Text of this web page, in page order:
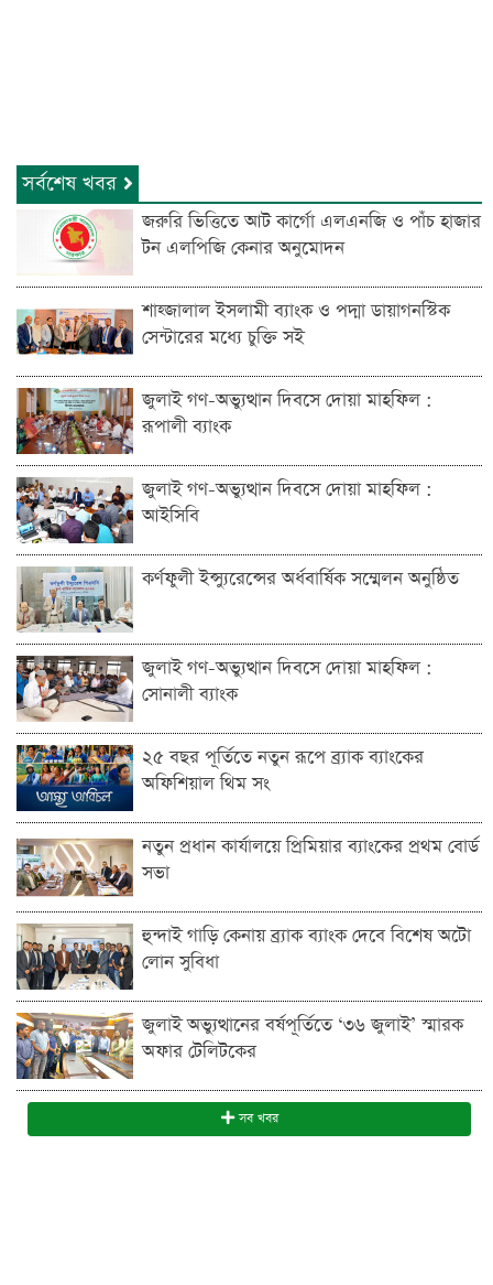
সর্বশেষ খবর
জরুরি ভিত্তিতে আট কার্গো এলএনজি ও পাঁচ হাজার
টন এলপিজি কেনার অনুমোদন
শাহ্জালাল ইসলামী ব্যাংক ও পদ্মা ডায়াগনস্টিক
সেন্টারের মধ্যে চুক্তি সই
জুলাই গণ-অভ্যুত্থান দিবসে দোয়া মাহফিল :
রূপালী ব্যাংক
জুলাই গণ-অভ্যুত্থান দিবসে দোয়া মাহফিল :
আইসিবি
কর্ণফুলী ইন্স্যুরেন্সের অর্ধবার্ষিক সম্মেলন অনুষ্ঠিত
জুলাই গণ-অভ্যুত্থান দিবসে দোয়া মাহফিল :
সোনালী ব্যাংক
২৫ বছর পূর্তিতে নতুন রূপে ব্র্যাক ব্যাংকের
অফিশিয়াল থিম সং
নতুন প্রধান কার্যালয়ে প্রিমিয়ার ব্যাংকের প্রথম বোর্ড
সভা
হুন্দাই গাড়ি কেনায় ব্র্যাক ব্যাংক দেবে বিশেষ অটো
লোন সুবিধা
জুলাই অভ্যুত্থানের বর্ষপূর্তিতে ‘৩৬ জুলাই’ স্মারক
অফার টেলিটকের
সব খবর